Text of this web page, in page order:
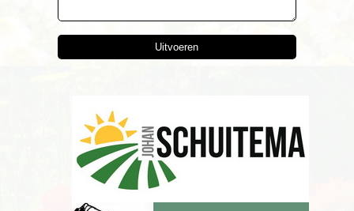
Uitvoeren